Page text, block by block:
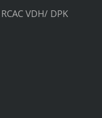
VDH/ DPK